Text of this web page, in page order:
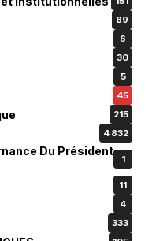
89
6
30
5
45
215
4 832
Du Président
1
11
4
333